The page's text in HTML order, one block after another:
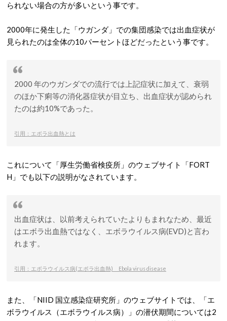
られない場合の方が多いという事です。
2000年に発生した「ウガンダ」での集団感染では出血症状が
見られたのは全体の10パーセントほどだったという事です。
2000 年のウガンダでの流行では上記症状に加えて、衰弱
のほか下痢等の消化器症状が目立ち、出血症状が認められ
たのは約10%であった。
引用：エボラ出血熱とは
これについて「厚生労働省検疫所」のウェブサイト「FORT
H」でも以下の説明がなされています。
出血症状は、以前考えられていたよりもまれなため、最近
はエボラ出血熱ではなく、エボラウイルス病(EVD)と言わ
れます。
引用：エボラウイルス病(エボラ出血熱) Ebola virus disease
また、「NIID 国立感染症研究所」のウェブサイトでは、「エ
ボラウイルス（エボラウイルス病）」の潜伏期間については2